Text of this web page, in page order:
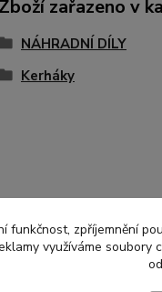
Zboží zařazeno v
NÁHRADNÍ DÍLY
Kerháky
funkčnost, zpříjemnění
využíváme